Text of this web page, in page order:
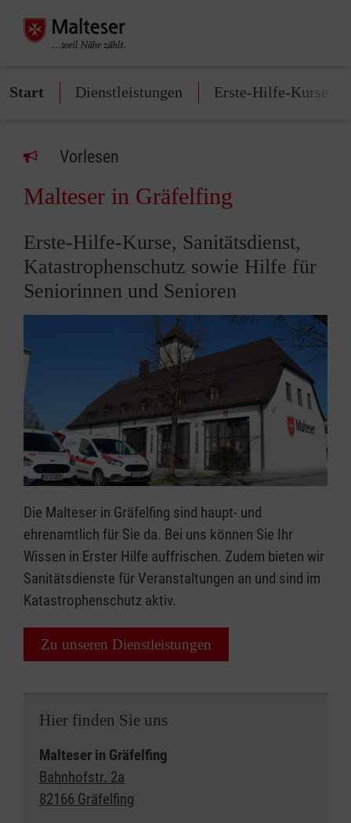
Start Dienstleistungen Erste-Hilfe-Kurse
Vorlesen
Malteser in Gräfelfing
Erste-Hilfe-Kurse, Sanitätsdienst,
Katastrophenschutz sowie Hilfe für
Seniorinnen und Senioren
Die Malteser in Gräfelfing sind haupt- und
ehrenamtlich für Sie da. Bei uns können Sie Ihr
Wissen in Erster Hilfe auffrischen. Zudem bieten wir
Sanitätsdienste für Veranstaltungen an und sind im
Katastrophenschutz aktiv.
Zu unseren Dienstleistungen
Hier finden Sie uns
Malteser in Gräfelfing
Bahnhofstr. 2a
82166 Gräfelfing